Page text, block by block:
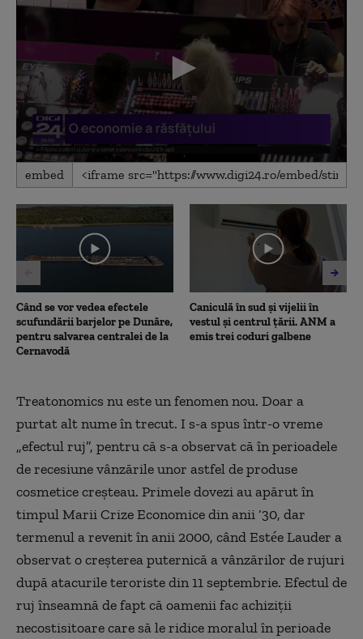
0
seconds
1
minute,
embed
Când se vor vedea efectele
scufundării barjelor pe Dunăre,
pentru salvarea centralei de la
Cernavodă
Caniculă în sud și vijelii în
vestul și centrul țării. ANM a
emis trei coduri galbene
Treatonomics nu este un fenomen nou. Doar a
purtat alt nume în trecut. I s-a spus într-o vreme
„efectul ruj”, pentru că s-a observat că în perioadele
de recesiune vânzările unor astfel de produse
cosmetice creșteau. Primele dovezi au apărut în
timpul Marii Crize Economice din anii ‘30, dar
termenul a revenit în anii 2000, când Estée Lauder a
observat o creșterea puternică a vânzărilor de rujuri
după atacurile teroriste din 11 septembrie. Efectul de
ruj înseamnă de fapt că oamenii fac achiziții
necostisitoare care să le ridice moralul în perioade